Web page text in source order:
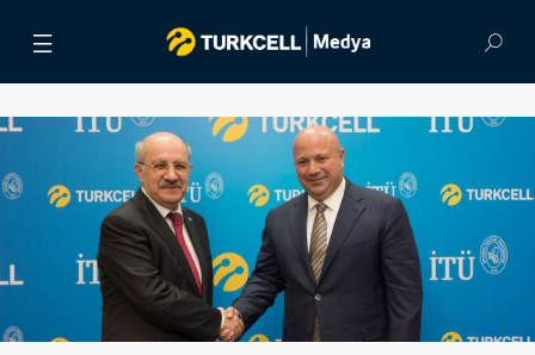
BASIN BÜLTENLERİ
GÖRSEL ARŞİV
İLETİŞİM